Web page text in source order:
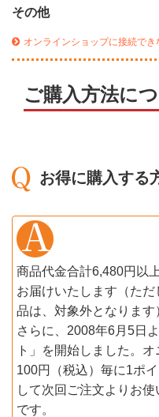
その他
オンラインショップに接続でき
ご購入方法に
お得に購入する
商品代金合計6,480円以
お届けいたします（た
品は、対象外となります
さらに、2008年6月5日
ト」を開始しました。
100円（税込）毎に1ポ
して次回ご注文よりお
です。